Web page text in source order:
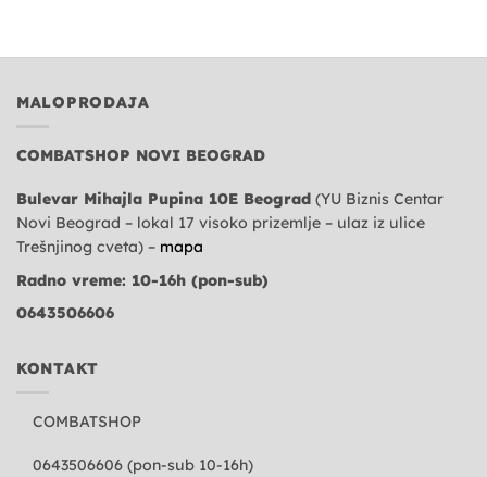
MALOPRODAJA
COMBATSHOP NOVI BEOGRAD
Bulevar Mihajla Pupina 10E Beograd (YU Biznis Centar
Novi Beograd – lokal 17 visoko prizemlje – ulaz iz ulice
Trešnjinog cveta) – mapa
Radno vreme: 10-16h (pon-sub)
0643506606
KONTAKT
COMBATSHOP
0643506606 (pon-sub 10-16h)